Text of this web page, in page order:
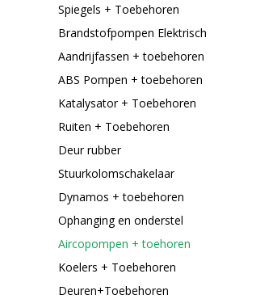
Spiegels + Toebehoren
Brandstofpompen Elektrisch
Aandrijfassen + toebehoren
ABS Pompen + toebehoren
Katalysator + Toebehoren
Ruiten + Toebehoren
Deur rubber
Stuurkolomschakelaar
Dynamos + toebehoren
Ophanging en onderstel
Aircopompen + toehoren
Koelers + Toebehoren
Deuren+Toebehoren